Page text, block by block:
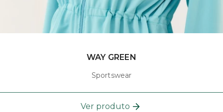
WAY GREEN
Sportswear
Ver produto